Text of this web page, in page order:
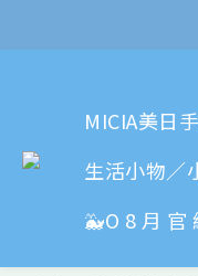
MICIA美日
生活小物／
🐳O 8 月 官